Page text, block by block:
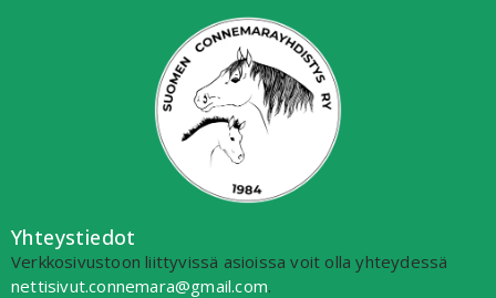
Yhteystiedot
Verkkosivustoon liittyvissä asioissa voit olla yhteydessä
nettisivut.connemara@gmail.com.